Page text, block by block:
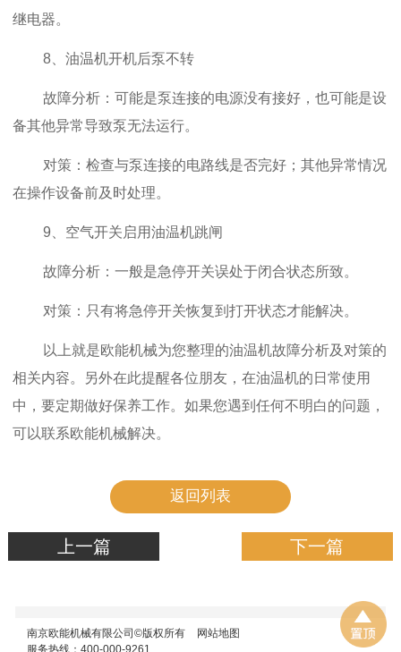
继电器。
8、油温机开机后泵不转
故障分析：可能是泵连接的电源没有接好，也可能是设
备其他异常导致泵无法运行。
对策：检查与泵连接的电路线是否完好；其他异常情况
在操作设备前及时处理。
9、空气开关启用油温机跳闸
故障分析：一般是急停开关误处于闭合状态所致。
对策：只有将急停开关恢复到打开状态才能解决。
以上就是欧能机械为您整理的油温机故障分析及对策的
相关内容。另外在此提醒各位朋友，在油温机的日常使用
中，要定期做好保养工作。如果您遇到任何不明白的问题，
可以联系欧能机械解决。
返回列表
上一篇 下一篇
南京欧能机械有限公司©版权所有
网站地图
服务热线：400-000-9261